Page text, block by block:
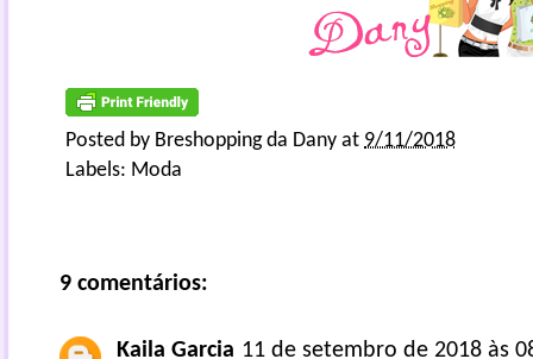
Posted by Breshopping da Dany at 9/11/2018
Labels: Moda
9 comentários:
Kaila Garcia 11 de setembro de 2018 às